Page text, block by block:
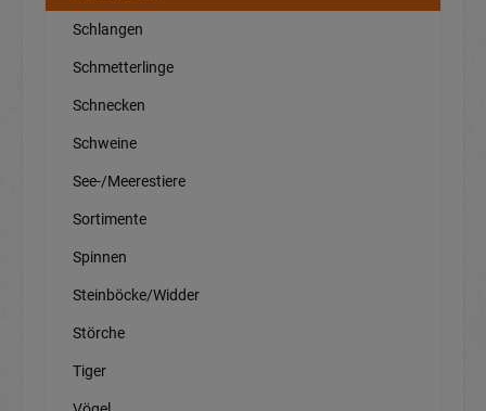
Schlangen
Schmetterlinge
Schnecken
Schweine
See-/Meerestiere
Sortimente
Spinnen
Steinböcke/Widder
Störche
Tiger